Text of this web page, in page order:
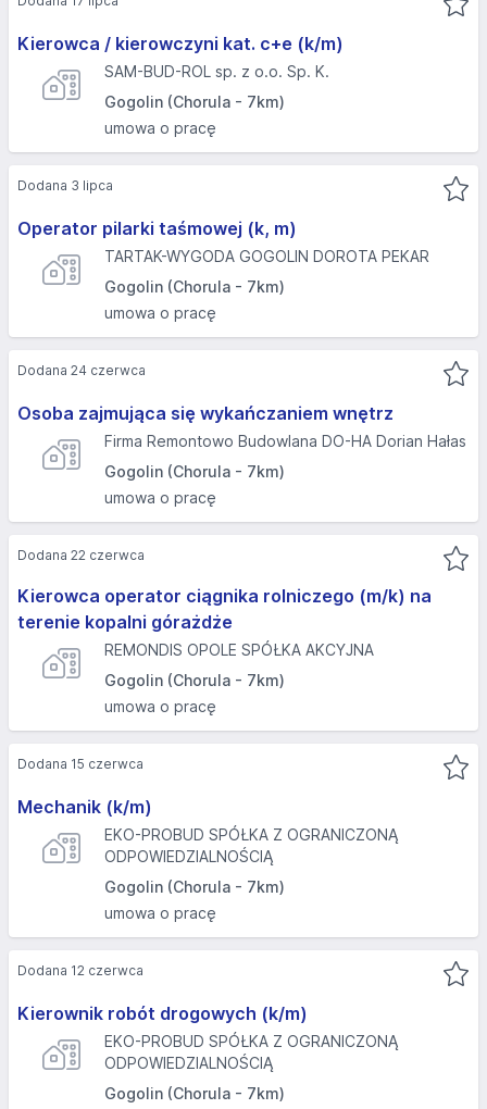
Kierowca / kierowczyni kat. c+e (k/m)
SAM-BUD-ROL sp. z o.o. Sp. K.
Gogolin (Chorula - 7km)
umowa o pracę
Operator pilarki taśmowej (k, m)
TARTAK-WYGODA GOGOLIN DOROTA PEKAR
Gogolin (Chorula - 7km)
umowa o pracę
Dodana 3 lipca
Osoba zajmująca się wykańczaniem wnętrz
Firma Remontowo Budowlana DO-HA Dorian Hałas
Gogolin (Chorula - 7km)
umowa o pracę
Dodana 24 czerwca
Kierowca operator ciągnika rolniczego (m/k) na
terenie kopalni górażdże
REMONDIS OPOLE SPÓŁKA AKCYJNA
Gogolin (Chorula - 7km)
umowa o pracę
Dodana 22 czerwca
Mechanik (k/m)
EKO-PROBUD SPÓŁKA Z OGRANICZONĄ
ODPOWIEDZIALNOŚCIĄ
Gogolin (Chorula - 7km)
umowa o pracę
Dodana 15 czerwca
Kierownik robót drogowych (k/m)
EKO-PROBUD SPÓŁKA Z OGRANICZONĄ
ODPOWIEDZIALNOŚCIĄ
Gogolin (Chorula - 7km)
Dodana 12 czerwca